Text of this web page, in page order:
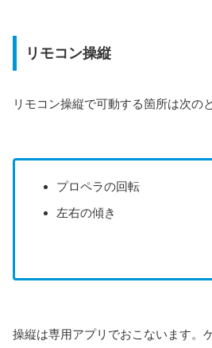
リモコン操縦
リモコン操縦で可動する箇所は次の
プロペラの回転
左右の傾き
操縦は専用アプリでおこないます。